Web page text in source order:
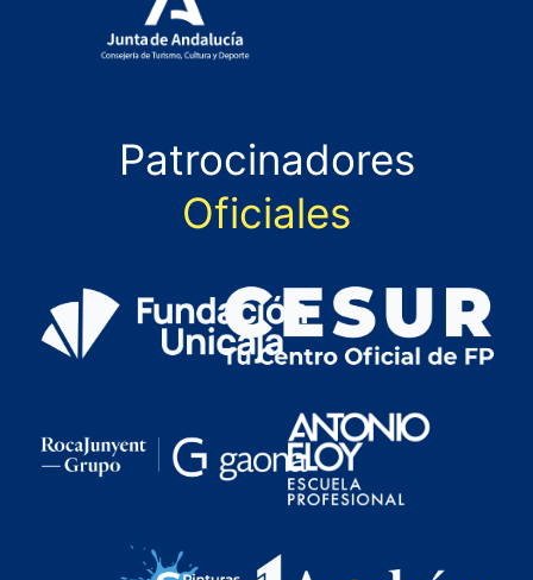
Patrocinadores
Oficiales